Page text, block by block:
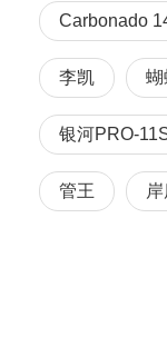
Carbonado
李凯
银河PRO-
管王